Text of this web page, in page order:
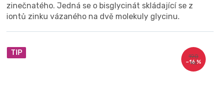
zinečnatého. Jedná se o bisglycinát skládající se z
iontů zinku vázaného na dvě molekuly glycinu.
TIP
190
Kč
–16 %